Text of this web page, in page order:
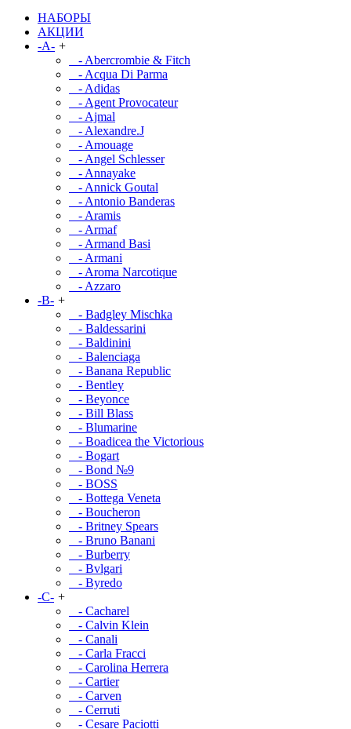
НАБОРЫ
АКЦИИ
-A- +
- Abercrombie & Fitch
- Acqua Di Parma
- Adidas
- Agent Provocateur
- Ajmal
- Alexandre.J
- Amouage
- Angel Schlesser
- Annayake
- Annick Goutal
- Antonio Banderas
- Aramis
- Armaf
- Armand Basi
- Armani
- Aroma Narcotique
- Azzaro
-B- +
- Badgley Mischka
- Baldessarini
- Baldinini
- Balenciaga
- Banana Republic
- Bentley
- Beyonce
- Bill Blass
- Blumarine
- Boadicea the Victorious
- Bogart
- Bond №9
- BOSS
- Bottega Veneta
- Boucheron
- Britney Spears
- Bruno Banani
- Burberry
- Bvlgari
- Byredo
-C- +
- Cacharel
- Calvin Klein
- Canali
- Carla Fracci
- Carolina Herrera
- Cartier
- Carven
- Cerruti
- Cesare Paciotti